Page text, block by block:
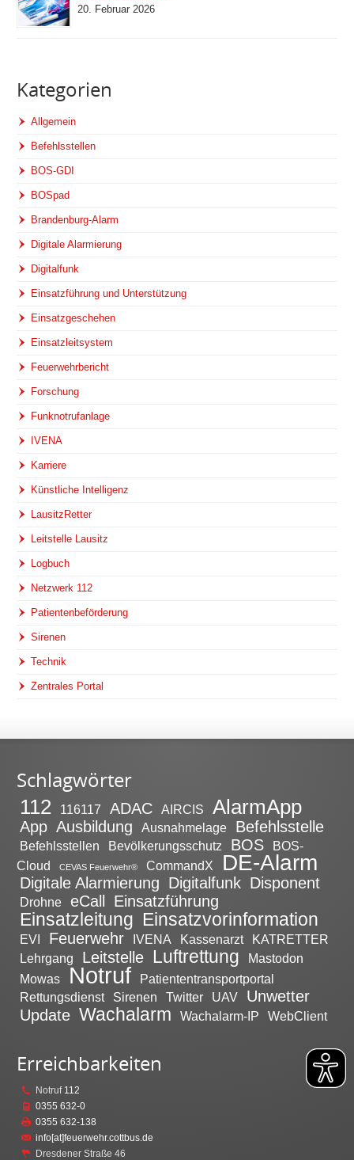
20. Februar 2026
Kategorien
Allgemein
Befehlsstellen
BOS-GDI
BOSpad
Brandenburg-Alarm
Digitale Alarmierung
Digitalfunk
Einsatzführung und Unterstützung
Einsatzgeschehen
Einsatzleitsystem
Feuerwehrbericht
Forschung
Funknotrufanlage
IVENA
Karriere
Künstliche Intelligenz
LausitzRetter
Leitstelle Lausitz
Logbuch
Netzwerk 112
Patientenbeförderung
Sirenen
Technik
Zentrales Portal
Schlagwörter
112 116117 ADAC AIRCIS AlarmApp
App Ausbildung Ausnahmelage Befehlsstelle
Befehlsstellen Bevölkerungsschutz BOS
BOS-
Cloud
CEVAS Feuerwehr® CommandX DE-Alarm
Digitale Alarmierung Digitalfunk Disponent
Drohne eCall Einsatzführung
Einsatzleitung Einsatzvorinformation
EVI Feuerwehr IVENA Kassenarzt
KATRETTER
Lehrgang
Leitstelle Luftrettung
Mastodon
Mowas
Notruf
Patiententransportportal
Rettungsdienst
Sirenen Twitter UAV
Unwetter
Update Wachalarm Wachalarm-IP WebClient
Erreichbarkeiten
Notruf 112
0355 632-0
0355 632-138
info[at]feuerwehr.cottbus.de
Dresdener Straße 46